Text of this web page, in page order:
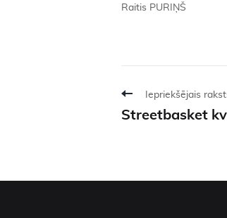
Raitis PURIŅŠ
Iepriekšējais
Streetbasket